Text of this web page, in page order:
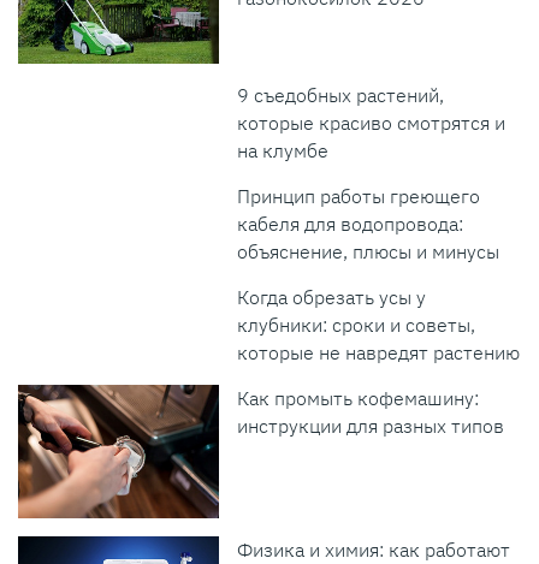
9 съедобных растений,
которые красиво смотрятся и
на клумбе
Принцип работы греющего
кабеля для водопровода:
объяснение, плюсы и минусы
Когда обрезать усы у
клубники: сроки и советы,
которые не навредят растению
Как промыть кофемашину:
инструкции для разных типов
Физика и химия: как работают